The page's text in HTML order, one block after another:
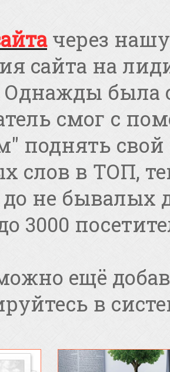
через
сайта на
Однажды была
смог с
поднять свой
слов в ТОП,
не бывалых
3000
ещё
в